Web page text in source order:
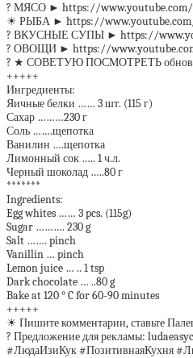
? МЯСО ► https://www.youtube.com/
☀ РЫБА ► https://www.youtube.com/
? ВКУСНЫЕ СУПЫ ► https://
? ОВОЩИ ► https://www.youtube.com/
? ★ СОВЕТУЮ ПОСМОТРЕТЬ
+++++
Ингредиенты:
Яичные белки …… 3 шт. (115 г)
Сахар ………230 г
Соль …….щепотка
Ванилин ….щепотка
Лимонный сок ….. 1 ч.л.
Черный шоколад …..80 г
*******
Ingredients:
Egg whites …… 3 pcs. (115g)
Sugar ………. 230 g
Salt ……. pinch
Vanillin … pinch
Lemon juice … .. 1 tsp
Dark chocolate … ..80 g
Bake at 120 ° C for 60-90 minutes
+++++
☀ Пишите комментарии, ставьте
? Предложение для рекламы:
#ЛюдаИзиКук #ПозитивнаяКухня